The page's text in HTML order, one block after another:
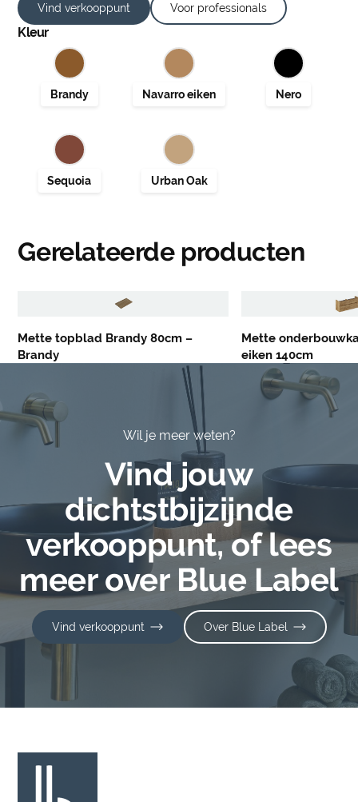
Vind verkooppunt Voor professionals
Kleur
Gerelateerde producten
Mette topblad Brandy 80cm –
Brandy
Mette
eiken 140cm
Wil je meer weten?
Vind jouw
dichtstbijzijnde
verkooppunt, of lees
meer over Blue Label
Vind verkooppunt Over Blue Label